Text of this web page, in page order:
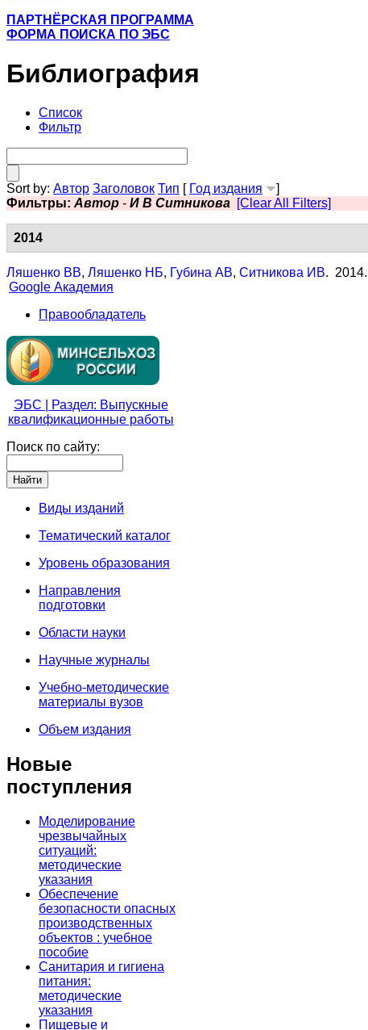
ПАРТНЁРСКАЯ ПРОГРАММА
ФОРМА ПОИСКА ПО ЭБС
Библиография
Список
Фильтр
Sort by: Автор Заголовок Тип [ Год издания
]
Фильтры: Автор - И В Ситникова [Clear All Filters]
2014
Ляшенко ВВ, Ляшенко НБ, Губина АВ, Ситникова ИВ. 2014.
Google Академия
Правообладатель
ЭБС | Раздел: Выпускные
квалификационные работы
Поиск по сайту:
Виды изданий
Тематический каталог
Уровень образования
Направления
подготовки
Области науки
Научные журналы
Учебно-методические
материалы вузов
Объем издания
Новые
поступления
Моделирование
чрезвычайных
ситуаций:
методические
указания
Обеспечение
безопасности опасных
производственных
объектов : учебное
пособие
Санитария и гигиена
питания:
методические
указания
Пищевые и